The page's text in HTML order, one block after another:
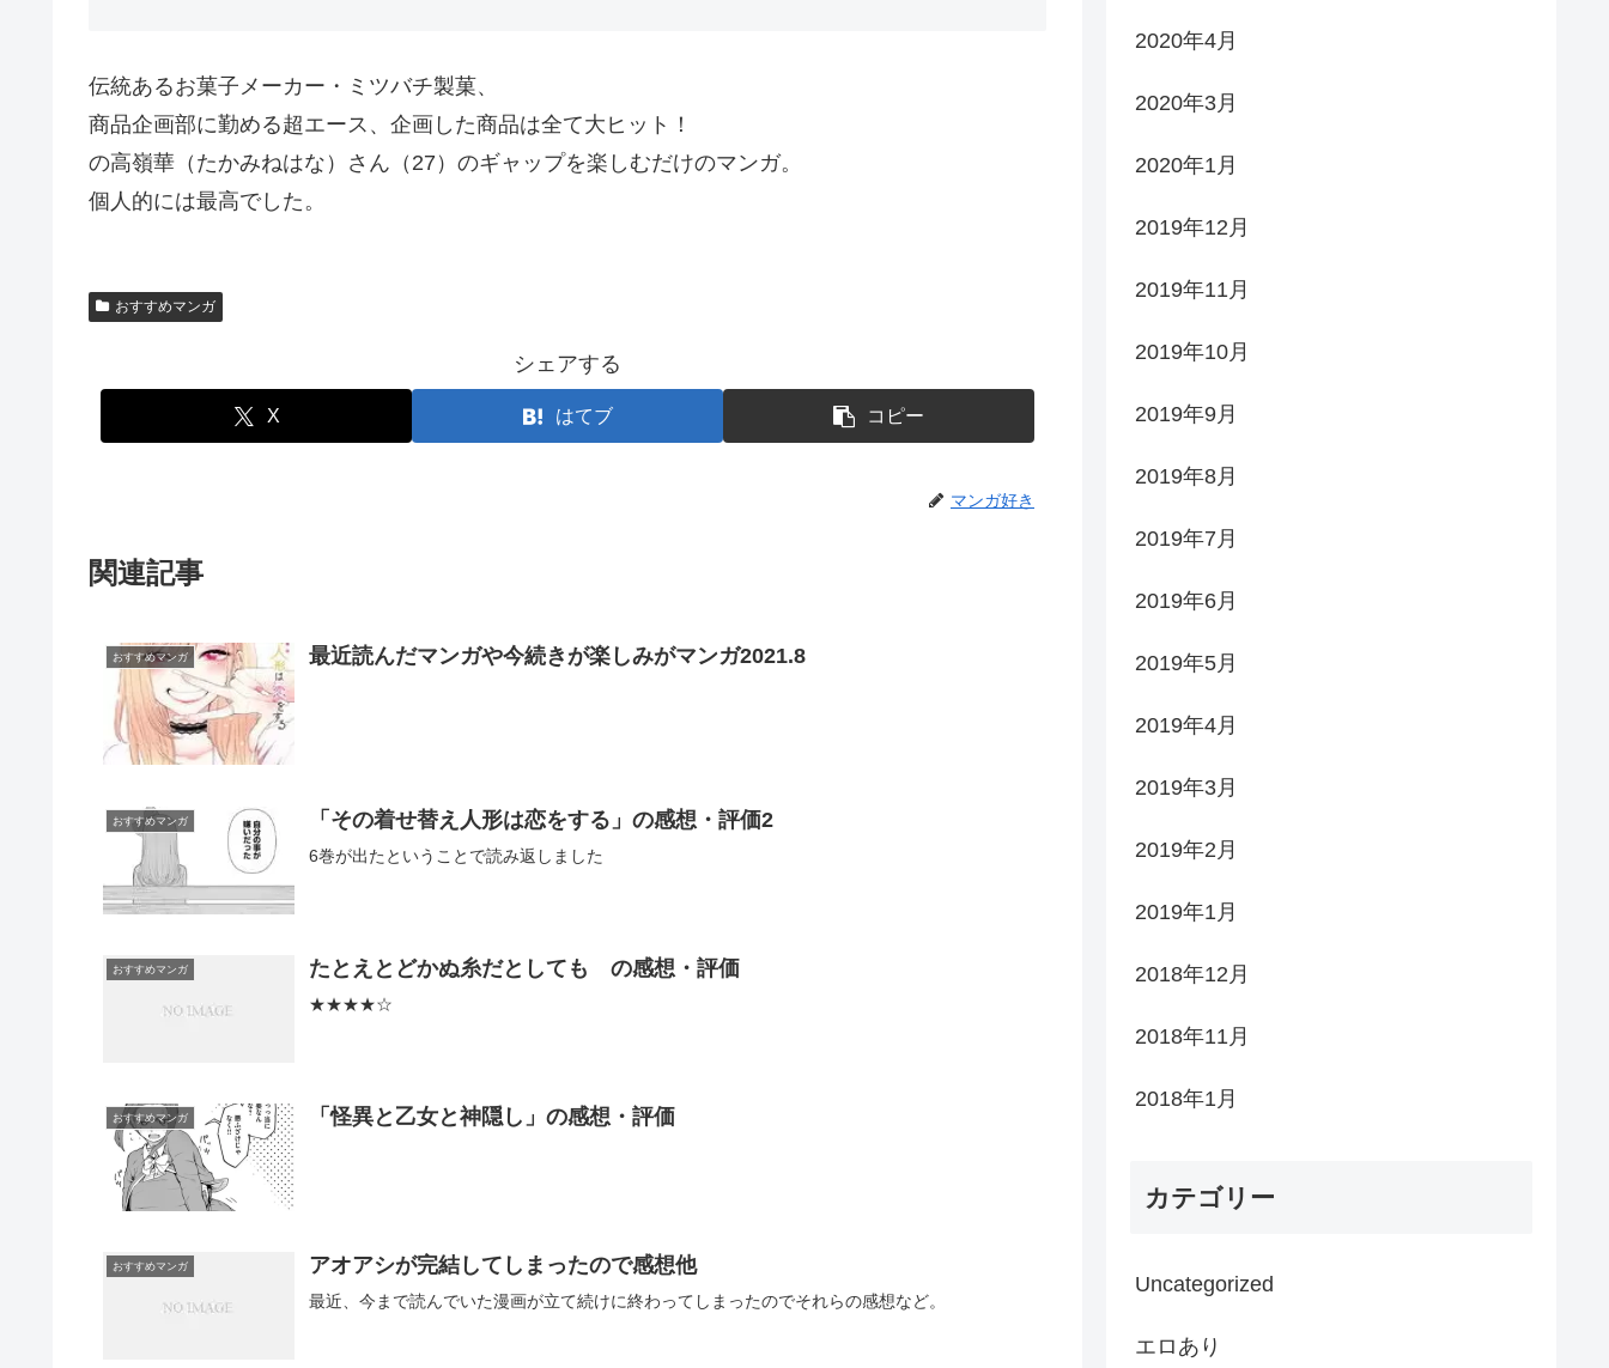
伝統あるお菓子メーカー・ミツバチ製菓、
商品企画部に勤める超エース、企画した商品は全て大ヒット！
の高嶺華（たかみねはな）さん（27）のギャップを楽しむだけのマンガ。
個人的には最高でした。
おすすめマンガ
シェアする
X はてブ コピー
マンガ好き
関連記事
おすすめマンガ 最近読んだマンガや今続きが楽しみがマンガ2021.8
おすすめマンガ 「その着せ替え人形は恋をする」の感想・評価2
6巻が出たということで読み返しました
おすすめマンガ たとえとどかぬ糸だとしても の感想・評価
★★★★☆
おすすめマンガ 「怪異と乙女と神隠し」の感想・評価
おすすめマンガ アオアシが完結してしまったので感想他
最近、今まで読んでいた漫画が立て続けに終わってしまったのでそれらの感想など。
2020年4月
2020年3月
2020年1月
2019年12月
2019年11月
2019年10月
2019年9月
2019年8月
2019年7月
2019年6月
2019年5月
2019年4月
2019年3月
2019年2月
2019年1月
2018年12月
2018年11月
2018年1月
カテゴリー
Uncategorized
エロあり